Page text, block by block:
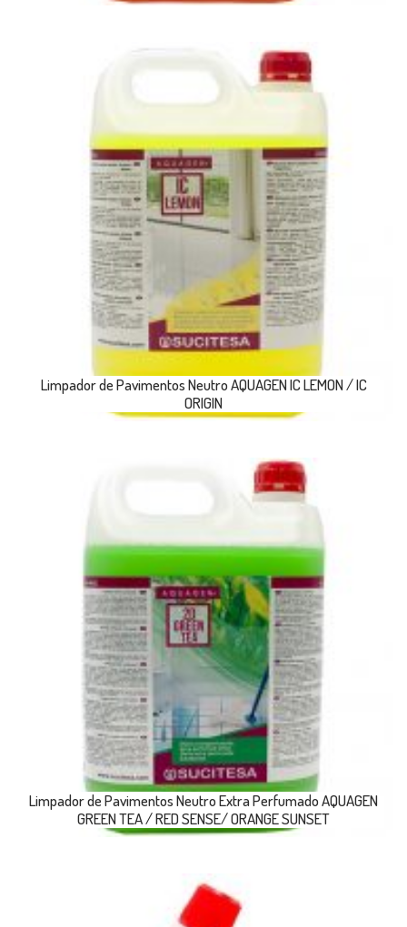
Limpador de Pavimentos Neutro AQUAGEN IC LEMON / IC
ORIGIN
Limpador de Pavimentos Neutro Extra Perfumado AQUAGEN
GREEN TEA / RED SENSE/ ORANGE SUNSET